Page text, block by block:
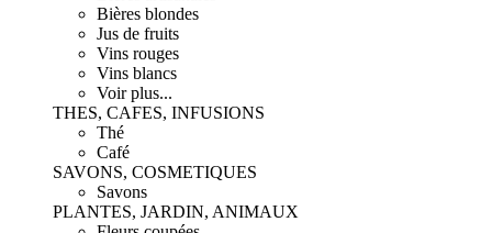
Bières blondes
Jus de fruits
Vins rouges
Vins blancs
Voir plus...
THES, CAFES, INFUSIONS
Thé
Café
SAVONS, COSMETIQUES
Savons
PLANTES, JARDIN, ANIMAUX